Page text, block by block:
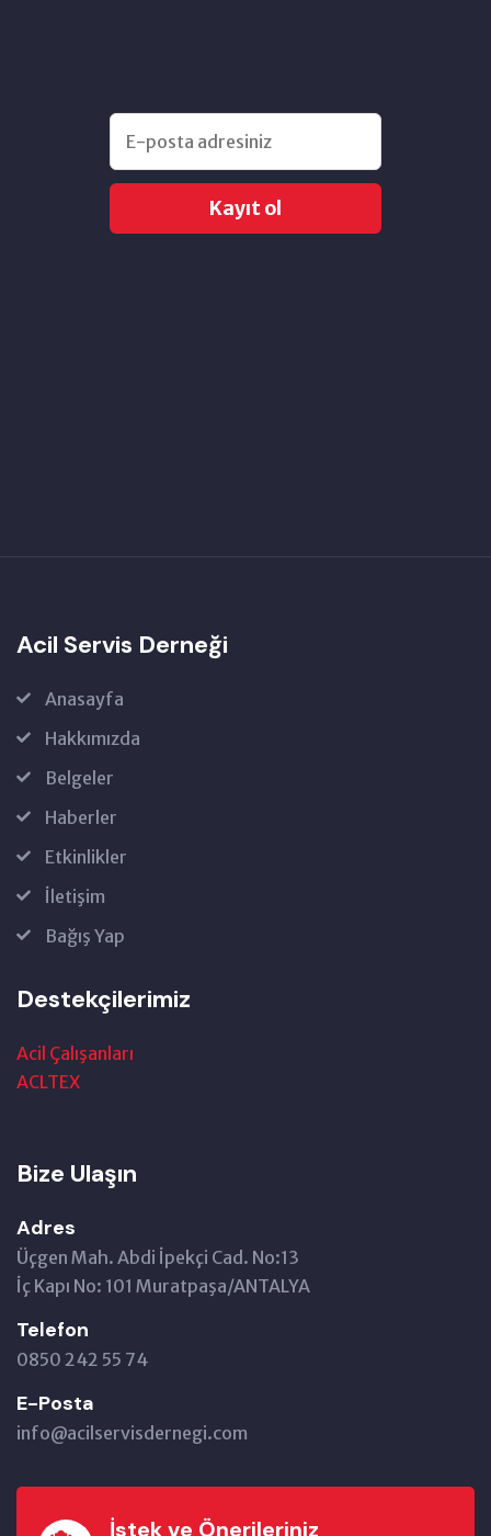
Kayıt ol
Acil Servis Derneği
Anasayfa
Hakkımızda
Belgeler
Haberler
Etkinlikler
İletişim
Bağış Yap
Destekçilerimiz
Acil Çalışanları
ACLTEX
Bize Ulaşın
Adres
Üçgen Mah. Abdi İpekçi Cad. No:13
İç Kapı No: 101 Muratpaşa/ANTALYA
Telefon
0850 242 55 74
E-Posta
info@acilservisdernegi.com
İstek ve Önerileriniz